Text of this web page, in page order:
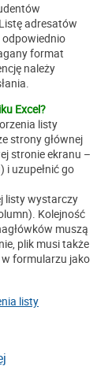
adresatów
odpowiednio
format
należy
Excel?
listy
strony głównej
stronie ekranu –
uzupełnić go
listy wystarczy
Kolejność
muszą
plik musi także
formularzu jako
listy